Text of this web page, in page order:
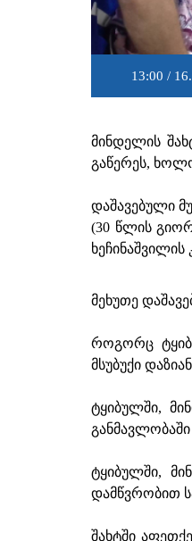
13:00 /
მინდელის
გაწერეს,
დაშავებული
(30 წლის
ხეჩინაშვილის
მეხუთე
როგორც
მსუბუქი
ტყიბულში,
ტყიბულში,
დამწვრობით
შახტში